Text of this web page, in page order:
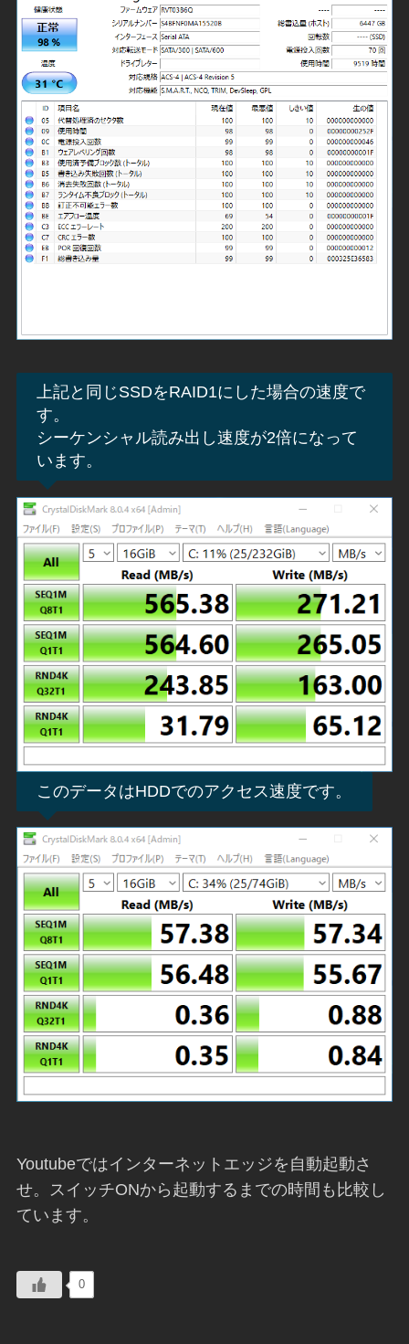
上記と同じSSDをRAID1にした場合の速度で
す。
シーケンシャル読み出し速度が2倍になって
います。
このデータはHDDでのアクセス速度です。
Youtubeではインターネットエッジを自動起動さ
せ。スイッチONから起動するまでの時間も比較し
ています。
0